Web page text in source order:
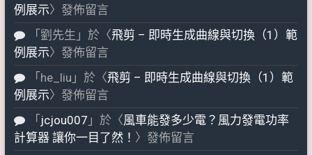
例展示〉發佈留言
「 劉先生 」於〈飛剪 – 即時生成曲線與切換（1）範
例展示〉發佈留言
「 he_liu 」於〈飛剪 – 即時生成曲線與切換（1）範
例展示〉發佈留言
「 jcjou007 」於〈風車能發多少電？風力發電功率
計算器 讓你一目了然！ 〉發佈留言